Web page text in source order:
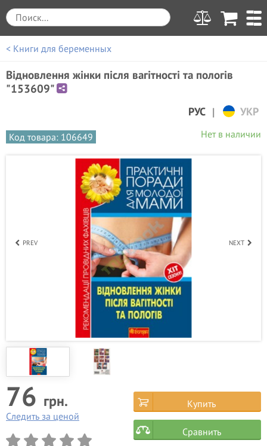
< Книги для беременных
Відновлення жінки після вагітності та пологів
"153609"
РУС | УКР
Код товара: 106649 Нет в наличии
PREV NEXT
76 грн.
Следить за ценой
Купить
Сравнить